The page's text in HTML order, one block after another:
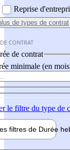
Reprise
de types de contrat
CONTRAT
de contrat
minimale (en
le filtre du type de
filtres de Durée